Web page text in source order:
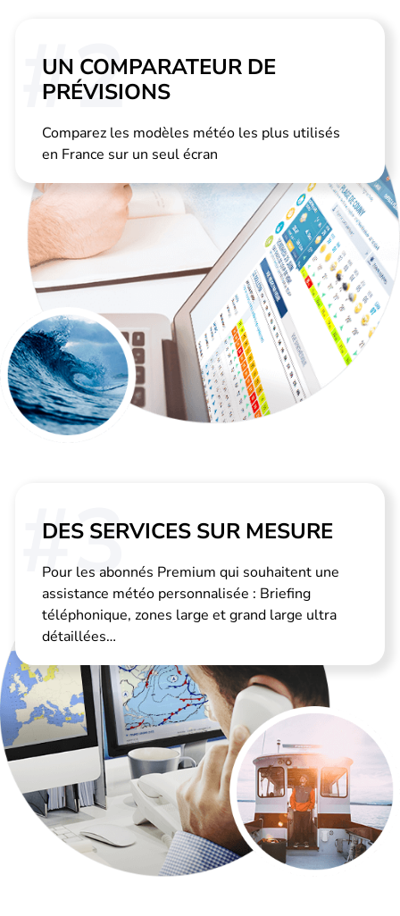
UN COMPARATEUR DE
PRÉVISIONS
Comparez les modèles météo les plus utilisés
en France sur un seul écran
#2
DES SERVICES SUR MESURE
Pour les abonnés Premium qui souhaitent une
assistance météo personnalisée : Briefing
téléphonique, zones large et grand large ultra
détaillées…
#3